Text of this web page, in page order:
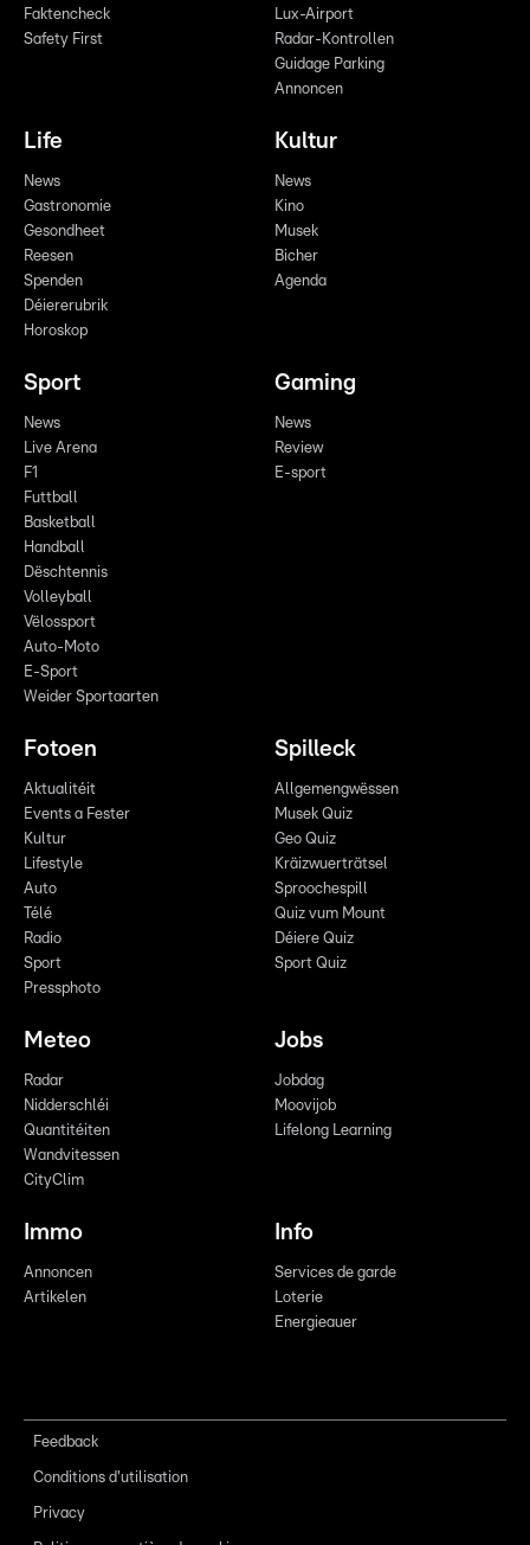
Faktencheck
Safety First
Lux-Airport
Radar-Kontrollen
Guidage Parking
Annoncen
Life
News
Gastronomie
Gesondheet
Reesen
Spenden
Déiererubrik
Horoskop
Kultur
News
Kino
Musek
Bicher
Agenda
Sport
News
Live Arena
F1
Futtball
Basketball
Handball
Dëschtennis
Volleyball
Vëlossport
Auto-Moto
E-Sport
Weider Sportaarten
Gaming
News
Review
E-sport
Fotoen
Aktualitéit
Events a Fester
Kultur
Lifestyle
Auto
Télé
Radio
Sport
Pressphoto
Spilleck
Allgemengwëssen
Musek Quiz
Geo Quiz
Kräizwuerträtsel
Sproochespill
Quiz vum Mount
Déiere Quiz
Sport Quiz
Meteo
Radar
Nidderschléi
Quantitéiten
Wandvitessen
CityClim
Jobs
Jobdag
Moovijob
Lifelong Learning
Immo
Annoncen
Artikelen
Info
Services de garde
Loterie
Energieauer
Feedback
Conditions d'utilisation
Privacy